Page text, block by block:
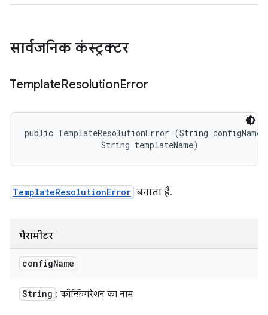
सार्वजनिक कंस्ट्रक्टर
TemplateResolutionError
public TemplateResolutionError (String
                String templateName)
TemplateResolutionError बनाता है.
पैरामीटर
configName
String : कॉन्फ़िगरेशन का नाम